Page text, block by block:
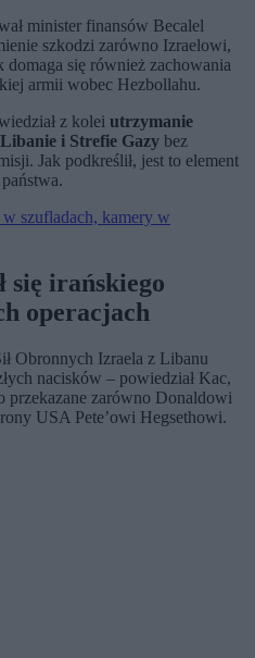
minister finansów Becalel
szkodzi zarówno Izraelowi,
się również zachowania
armii wobec Hezbollahu.
z kolei utrzymanie
i Strefie Gazy bez
Jak podkreślił, jest to element
szufladach, kamery w
się irańskiego
operacjach
Obronnych Izraela z Libanu
nacisków – powiedział Kac,
przekazane zarówno Donaldowi
USA Pete’owi Hegsethowi.